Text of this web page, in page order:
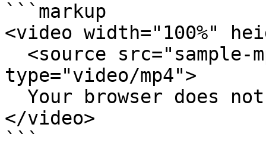
```markup
<video width="100%"
type="video/mp4">
</video>
```